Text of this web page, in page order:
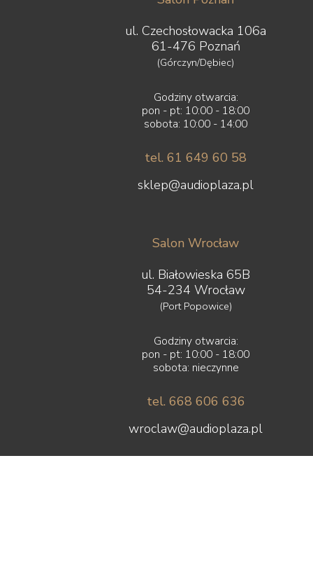
ul. Czechosłowacka 106a
61-476 Poznań
(Górczyn/Dębiec)
Godziny otwarcia:
pon - pt: 10:00 - 18:00
sobota: 10:00 - 14:00
tel. 61 649 60 58
sklep@audioplaza.pl
Salon Wrocław
ul. Białowieska 65B
54-234 Wrocław
(Port Popowice)
Godziny otwarcia:
pon - pt: 10:00 - 18:00
sobota: nieczynne
tel. 668 606 636
wroclaw@audioplaza.pl